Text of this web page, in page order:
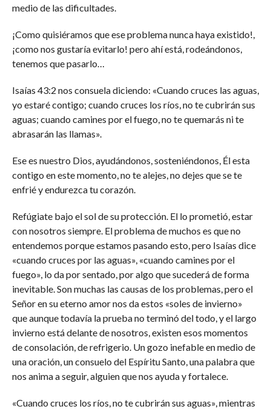
medio de las dificultades.
¡Como quisiéramos que ese problema nunca haya existido!,
¡como nos gustaría evitarlo! pero ahí está, rodeándonos,
tenemos que pasarlo…
Isaías 43:2 nos consuela diciendo: «Cuando cruces las aguas,
yo estaré contigo; cuando cruces los ríos, no te cubrirán sus
aguas; cuando camines por el fuego, no te quemarás ni te
abrasarán las llamas».
Ese es nuestro Dios, ayudándonos, sosteniéndonos, Él esta
contigo en este momento, no te alejes, no dejes que se te
enfrié y endurezca tu corazón.
Refúgiate bajo el sol de su protección. El lo prometió, estar
con nosotros siempre. El problema de muchos es que no
entendemos porque estamos pasando esto, pero Isaías dice
«cuando cruces por las aguas», «cuando camines por el
fuego», lo da por sentado, por algo que sucederá de forma
inevitable. Son muchas las causas de los problemas, pero el
Señor en su eterno amor nos da estos «soles de invierno»
que aunque todavía la prueba no terminó del todo, y el largo
invierno está delante de nosotros, existen esos momentos
de consolación, de refrigerio. Un gozo inefable en medio de
una oración, un consuelo del Espíritu Santo, una palabra que
nos anima a seguir, alguien que nos ayuda y fortalece.
«Cuando cruces los ríos, no te cubrirán sus aguas», mientras